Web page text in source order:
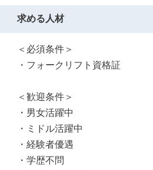
求める人材
＜必須条件＞
・フォークリフト資格証
＜歓迎条件＞
・男女活躍中
・ミドル活躍中
・経験者優遇
・学歴不問